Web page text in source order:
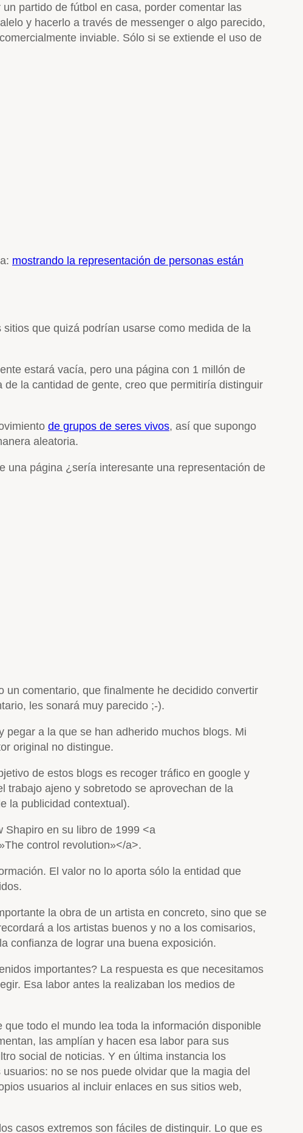
partido de fútbol en casa, porder comentar las
y hacerlo a través de messenger o algo parecido,
inviable. Sólo si se extiende el uso de
mostrando la representación de personas están
que quizá podrían usarse como medida de la
estará vacía, pero una página con 1 millón de
la cantidad de gente, creo que permitiría distinguir
de grupos de seres vivos, así que supongo
aleatoria.
una página ¿sería interesante una representación de
un comentario, que finalmente he decidido convertir
les sonará muy parecido ;-).
a la que se han adherido muchos blogs. Mi
original no distingue.
de estos blogs es recoger tráfico en google y
trabajo ajeno y sobretodo se aprovechan de la
la publicidad contextual).
Shapiro en su libro de 1999 <a
control revolution»</a>.
El valor no lo aporta sólo la entidad que
la obra de un artista en concreto, sino que se
a los artistas buenos y no a los comisarios,
confianza de lograr una buena exposición.
importantes? La respuesta es que necesitamos
Esa labor antes la realizaban los medios de
todo el mundo lea toda la información disponible
las amplían y hacen esa labor para sus
social de noticias. Y en última instancia los
no se nos puede olvidar que la magia del
usuarios al incluir enlaces en sus sitios web,
casos extremos son fáciles de distinguir. Lo que es